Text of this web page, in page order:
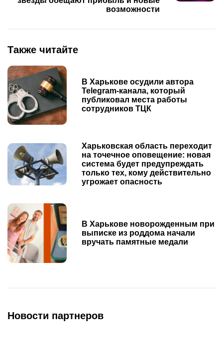
возможности
Также читайте
В Харькове осудили автора
Telegram-канала, который
публиковал места работы
сотрудников ТЦК
Харьковская область переходит
на точечное оповещение: новая
система будет предупреждать
только тех, кому действительно
угрожает опасность
В Харькове новорожденным при
выписке из роддома начали
вручать памятные медали
Новости партнеров